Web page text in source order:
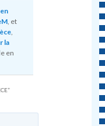
, et
la
en
”